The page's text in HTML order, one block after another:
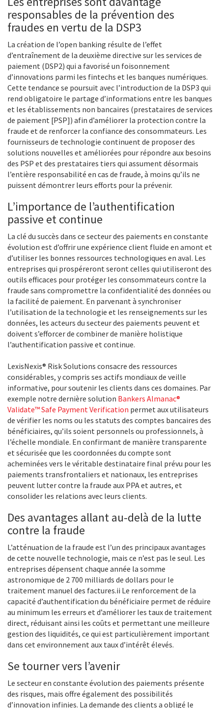
responsables de la prévention des
fraudes en vertu de la DSP3
La création de l’open banking résulte de l’effet
d’entraînement de la deuxième directive sur les services de
paiement (DSP2) qui a favorisé un foisonnement
d’innovations parmi les fintechs et les banques numériques.
Cette tendance se poursuit avec l’introduction de la DSP3 qui
rend obligatoire le partage d’informations entre les banques
et les établissements non bancaires (prestataires de services
de paiement [PSP]) afin d’améliorer la protection contre la
fraude et de renforcer la confiance des consommateurs. Les
fournisseurs de technologie continuent de proposer des
solutions nouvelles et améliorées pour répondre aux besoins
des PSP et des prestataires tiers qui assument désormais
l’entière responsabilité en cas de fraude, à moins qu’ils ne
puissent démontrer leurs efforts pour la prévenir.
L’importance de l’authentification
passive et continue
La clé du succès dans ce secteur des paiements en constante
évolution est d’offrir une expérience client fluide en amont et
d’utiliser les bonnes ressources technologiques en aval. Les
entreprises qui prospéreront seront celles qui utiliseront des
outils efficaces pour protéger les consommateurs contre la
fraude sans compromettre la confidentialité des données ou
la facilité de paiement. En parvenant à synchroniser
l’utilisation de la technologie et les renseignements sur les
données, les acteurs du secteur des paiements peuvent et
doivent s’efforcer de combiner de manière holistique
l’authentification passive et continue.
LexisNexis® Risk Solutions consacre des ressources
considérables, y compris ses actifs mondiaux de veille
informative, pour soutenir les clients dans ces domaines. Par
exemple notre dernière solution Bankers Almanac®
Validate™ Safe Payment Verification permet aux utilisateurs
de vérifier les noms ou les statuts des comptes bancaires des
bénéficiaires, qu’ils soient personnels ou professionnels, à
l’échelle mondiale. En confirmant de manière transparente
et sécurisée que les coordonnées du compte sont
acheminées vers le véritable destinataire final prévu pour les
paiements transfrontaliers et nationaux, les entreprises
peuvent lutter contre la fraude aux PPA et autres, et
consolider les relations avec leurs clients.
Des avantages allant au-delà de la lutte
contre la fraude
L’atténuation de la fraude est l’un des principaux avantages
de cette nouvelle technologie, mais ce n’est pas le seul. Les
entreprises dépensent chaque année la somme
astronomique de 2 700 milliards de dollars pour le
traitement manuel des factures.ii Le renforcement de la
capacité d’authentification du bénéficiaire permet de réduire
au minimum les erreurs et d’améliorer les taux de traitement
direct, réduisant ainsi les coûts et permettant une meilleure
gestion des liquidités, ce qui est particulièrement important
dans cet environnement aux taux d’intérêt élevés.
Se tourner vers l’avenir
Le secteur en constante évolution des paiements présente
des risques, mais offre également des possibilités
d’innovation infinies. La demande des clients a obligé le